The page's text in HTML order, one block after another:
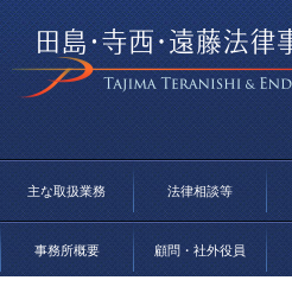
主な取扱業務 法律相談等
事務所概要 顧問・社外役員